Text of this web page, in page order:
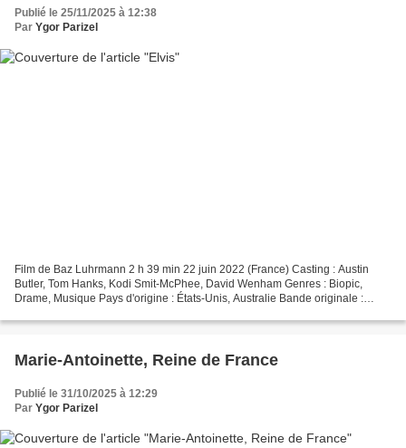
Publié le 25/11/2025 à 12:38
Par Ygor Parizel
Film de Baz Luhrmann 2 h 39 min 22 juin 2022 (France) Casting : Austin
Butler, Tom Hanks, Kodi Smit-McPhee, David Wenham Genres : Biopic,
Drame, Musique Pays d'origine : États-Unis, Australie Bande originale :
Marie-Antoinette, Reine de France
Publié le 31/10/2025 à 12:29
Par Ygor Parizel